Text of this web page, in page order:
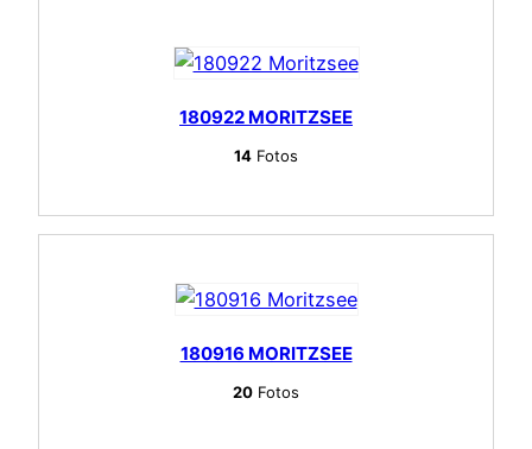
180922 MORITZSEE
14 Fotos
180916 MORITZSEE
20 Fotos